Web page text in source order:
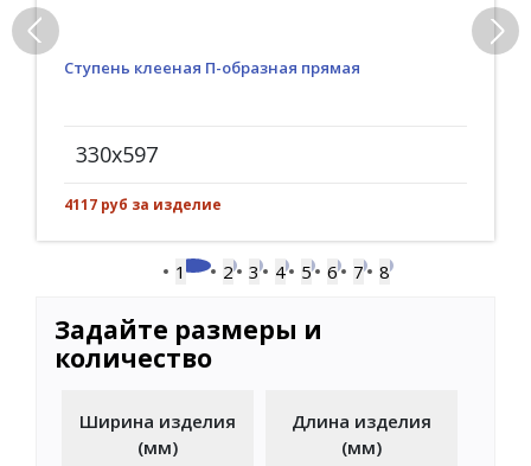
Ступень клееная П-образная прямая
330x597
4117 руб за изделие
1 2 3 4 5 6 7 8
Задайте размеры и
количество
Ширина изделия
(мм)
Длина изделия
(мм)